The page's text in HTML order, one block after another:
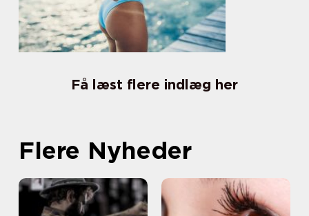
Få læst flere indlæg her
Flere Nyheder